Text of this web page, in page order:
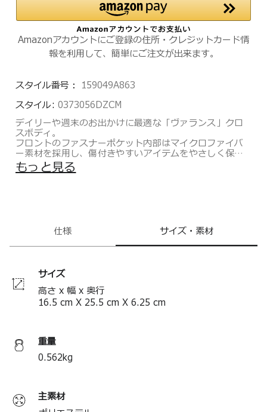
Amazonアカウントにご登録の住所・クレジットカード情
報を利用して、簡単にご注文が出来ます。
スタイル番号： 159049A863
スタイル: 0373056DZCM
デイリーや週末のお出かけに最適な「ヴァランス」クロ
スボディ。
フロントのファスナーポケット内部はマイクロファイバ
ー素材を採用し、傷付きやすいアイテムをやさしく保護
します。
携帯電話や定期などの収納に便利なマグネット付きクイ
ラージュ」。シャープなピクセル調パターンが、控えめ
でありながらダイナミックなエネルギーをもたらしま
す。
トゥミとマクラーレンの、機能性の高いハイクラスなプ
ロダクトにおける共通の価値観を具現化したこのカプセ
ルコレクションは、マクラーレンの洗練された精悍なス
ーパーカーとレーシングカーの要素を随所に取り入れた
スタイルで構成されています。
もっと見る
仕様 サイズ・素材
サイズ
高さ x 幅 x 奥行
16.5 cm X 25.5 cm X 6.25 cm
重量
0.562kg
主素材